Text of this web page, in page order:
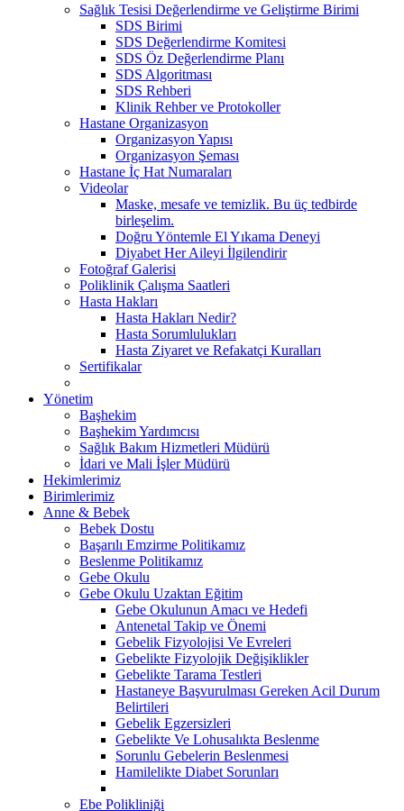
Sağlık Tesisi Değerlendirme ve Geliştirme Birimi
SDS Birimi
SDS Değerlendirme Komitesi
SDS Öz Değerlendirme Planı
SDS Algoritması
SDS Rehberi
Klinik Rehber ve Protokoller
Hastane Organizasyon
Organizasyon Yapısı
Organizasyon Şeması
Hastane İç Hat Numaraları
Videolar
Maske, mesafe ve temizlik. Bu üç tedbirde
birleşelim.
Doğru Yöntemle El Yıkama Deneyi
Diyabet Her Aileyi İlgilendirir
Fotoğraf Galerisi
Poliklinik Çalışma Saatleri
Hasta Hakları
Hasta Hakları Nedir?
Hasta Sorumlulukları
Hasta Ziyaret ve Refakatçi Kuralları
Sertifikalar
Yönetim
Başhekim
Başhekim Yardımcısı
Sağlık Bakım Hizmetleri Müdürü
İdari ve Mali İşler Müdürü
Hekimlerimiz
Birimlerimiz
Anne & Bebek
Bebek Dostu
Başarılı Emzirme Politikamız
Beslenme Politikamız
Gebe Okulu
Gebe Okulu Uzaktan Eğitim
Gebe Okulunun Amacı ve Hedefi
Antenetal Takip ve Önemi
Gebelik Fizyolojisi Ve Evreleri
Gebelikte Fizyolojik Değişiklikler
Gebelikte Tarama Testleri
Hastaneye Başvurulması Gereken Acil Durum
Belirtileri
Gebelik Egzersizleri
Gebelikte Ve Lohusalıkta Beslenme
Sorunlu Gebelerin Beslenmesi
Hamilelikte Diabet Sorunları
Ebe Polikliniği